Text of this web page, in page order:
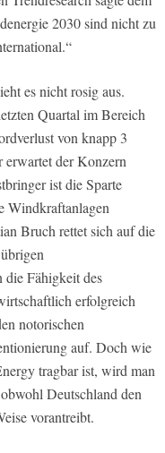
2030 sind nicht zu
es nicht rosig aus.
Quartal im Bereich
von knapp 3
erwartet der Konzern
ist die Sparte
Windkraftanlagen
Bruch rettet sich auf die
die Fähigkeit des
erfolgreich
notorischen
auf. Doch wie
tragbar ist, wird man
Deutschland den
vorantreibt.